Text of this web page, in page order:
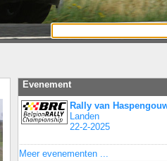
Evenement
Rally van
Landen
22-2-2025
Meer evenementen ...